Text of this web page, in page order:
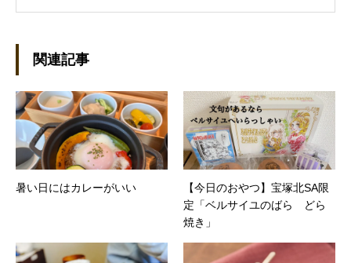
ージ（SAN/NAS/LTO/SASなど）、セキュリテ
ィ（BIOS/UTM/情報漏えい対策/デザスタリカバ
リ/内部統制・コンプライアンス/ネットワーク
セキュリティ/メールセキュリティなど）、ネッ
トワーク（KVMスイッチ/グループウェア/サー
バ/資産管理/シンクライアント/ホスティングな
ど）、その他（.NET/BI/カタログ/各種戦略/導入
事例/パートナー取材など）…ほか、多数執筆。
●連絡先 メール：kenta@office-mica.com
関連記事
暑い日にはカレーがいい
【今日のおやつ】宝塚北SA限
定「ベルサイユのばら どら
焼き」